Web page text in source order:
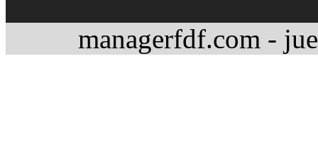
managerfdf.com -